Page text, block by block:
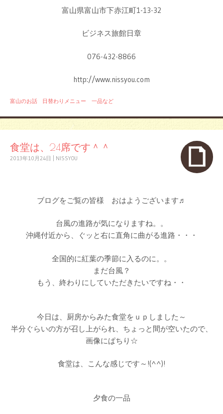
富山県富山市下赤江町1-13-32
ビジネス旅館日章
076-432-8866
http://www.nissyou.com
富山のお話 日替わりメニュー 一品など
食堂は、24席です＾＾
2013年10月24日 NISSYOU
ブログをご覧の皆様 おはようございます♬
台風の進路が気になりますね。。
沖縄付近から、ぐッと右に直角に曲がる進路・・・
全国的に紅葉の季節に入るのに。。
まだ台風？
もう、終わりにしていただきたいですね・・
今日は、厨房からみた食堂をｕｐしました～
半分ぐらいの方が召し上がられ、ちょっと間が空いたので、
画像にぱちり☆
食堂は、こんな感じです～!(^^)!
夕食の一品